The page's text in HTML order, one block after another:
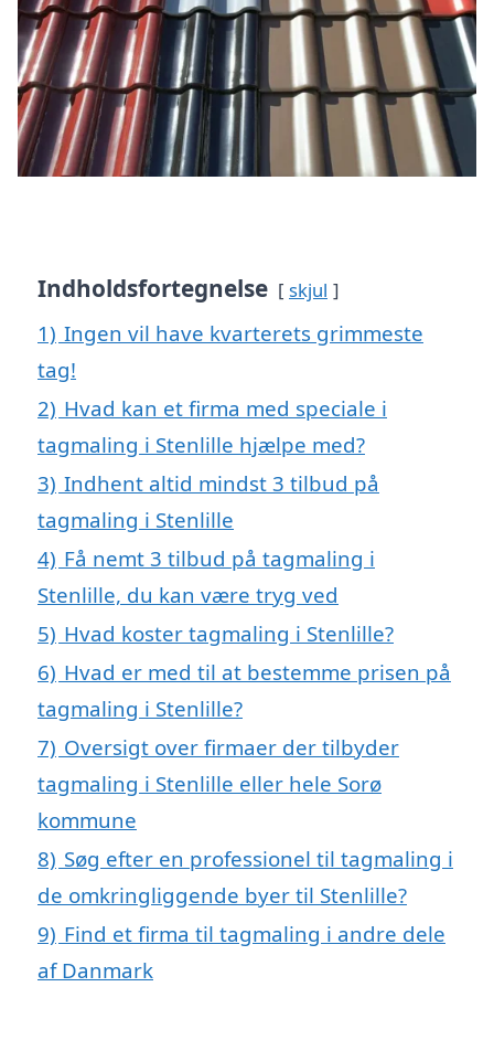
Indholdsfortegnelse skjul
1) Ingen vil have kvarterets grimmeste
tag!
2) Hvad kan et firma med speciale i
tagmaling i Stenlille hjælpe med?
3) Indhent altid mindst 3 tilbud på
tagmaling i Stenlille
4) Få nemt 3 tilbud på tagmaling i
Stenlille, du kan være tryg ved
5) Hvad koster tagmaling i Stenlille?
6) Hvad er med til at bestemme prisen på
tagmaling i Stenlille?
7) Oversigt over firmaer der tilbyder
tagmaling i Stenlille eller hele Sorø
kommune
8) Søg efter en professionel til tagmaling i
de omkringliggende byer til Stenlille?
9) Find et firma til tagmaling i andre dele
af Danmark